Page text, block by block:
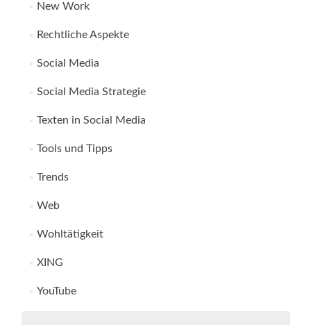
New Work
Rechtliche Aspekte
Social Media
Social Media Strategie
Texten in Social Media
Tools und Tipps
Trends
Web
Wohltätigkeit
XING
YouTube